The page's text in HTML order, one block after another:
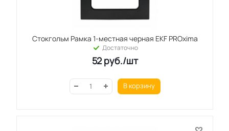
Стокгольм Рамка 1-местная черная EKF PROxima
Достаточно
52руб./шт
В корзину